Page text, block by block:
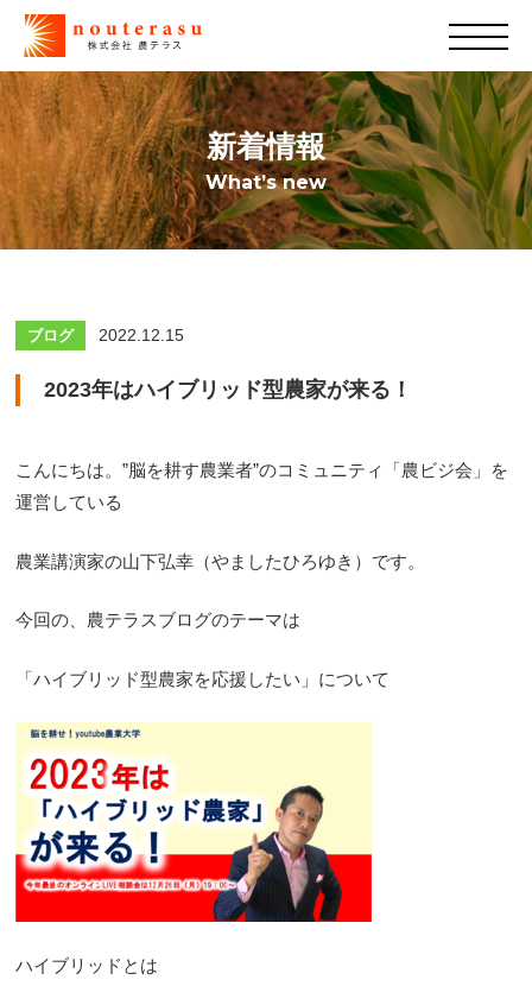
新着情報
What’s new
ブログ 2022.12.15
2023年はハイブリッド型農家が来る！
こんにちは。”脳を耕す農業者”のコミュニティ「農ビジ会」を
運営している
農業講演家の山下弘幸（やましたひろゆき）です。
今回の、農テラスブログのテーマは
「ハイブリッド型農家を応援したい」について
ハイブリッドとは